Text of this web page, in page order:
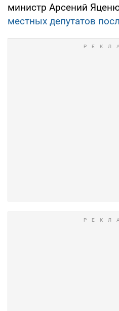
министр Арсений
местных депутатов